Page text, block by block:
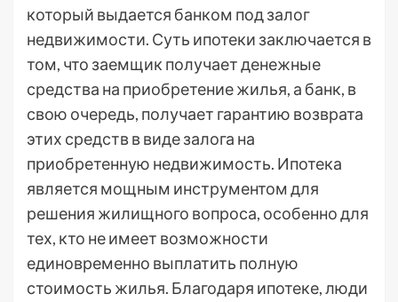
который выдается банком под залог
недвижимости. Суть ипотеки заключается в
том, что заемщик получает денежные
средства на приобретение жилья, а банк, в
свою очередь, получает гарантию возврата
этих средств в виде залога на
приобретенную недвижимость. Ипотека
является мощным инструментом для
решения жилищного вопроса, особенно для
тех, кто не имеет возможности
единовременно выплатить полную
стоимость жилья. Благодаря ипотеке, люди